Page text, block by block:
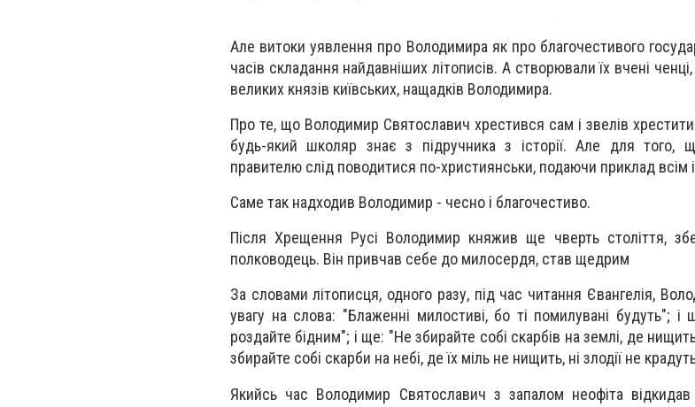
Але витоки уявлення про Володимира як про благочестивого
часів складання найдавніших літописів. А створювали їх вчені
великих князів київських, нащадків Володимира.
Про те, що Володимир Святославич хрестився сам і звелів
будь-який школяр знає з підручника з історії. Але для того,
правителю слід поводитися по-християнськи, подаючи приклад всім
Саме так надходив Володимир - чесно і благочестиво.
Після Хрещення Русі Володимир княжив ще чверть століття,
полководець. Він привчав себе до милосердя, став щедрим
За словами літописця, одного разу, під час читання Євангелія,
увагу на слова: "Блаженні милостиві, бо ті помилувані будуть";
роздайте бідним"; і ще: "Не збирайте собі скарбів на землі, де нищить
збирайте собі скарби на небі, де їх міль не нищить, ні злодії не
Якийсь час Володимир Святославич з запалом неофіта